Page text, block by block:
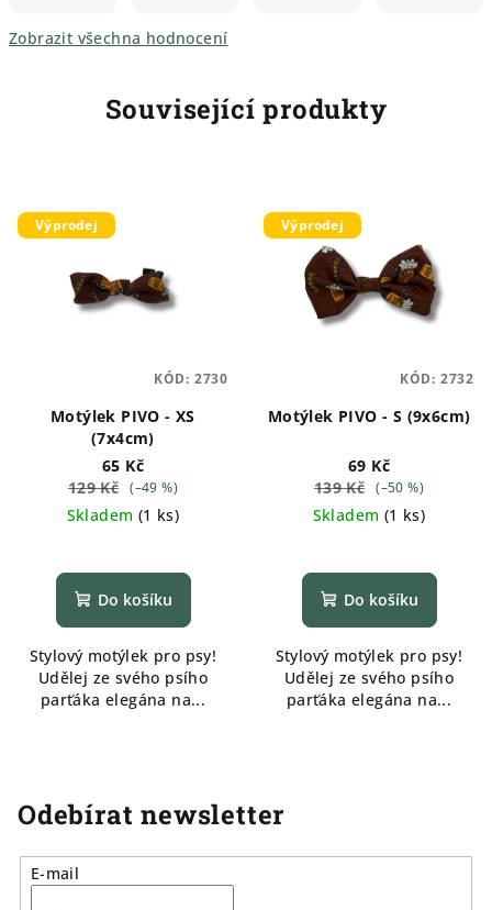
Zobrazit všechna hodnocení
Související produkty
Výprodej
Motýlek PIVO - XS
(7x4cm)
65 Kč
129 Kč (–49 %)
Skladem (1 ks)
Do košíku
Stylový motýlek pro psy!
Udělej ze svého psího
parťáka elegána na...
KÓD: 2730
Výprodej
Motýlek PIVO - S (9x6cm)
69 Kč
139 Kč (–50 %)
Skladem (1 ks)
Do košíku
Stylový motýlek pro psy!
Udělej ze svého psího
parťáka elegána na...
KÓD: 2732
Odebírat newsletter
E-mail